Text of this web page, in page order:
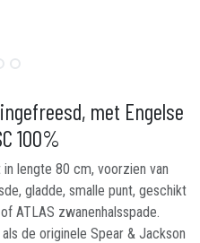
met Engelse
100%
lengte 80 cm, voorzien van
gladde, smalle punt, geschikt
ATLAS zwanenhalsspade.
de originele Spear & Jackson